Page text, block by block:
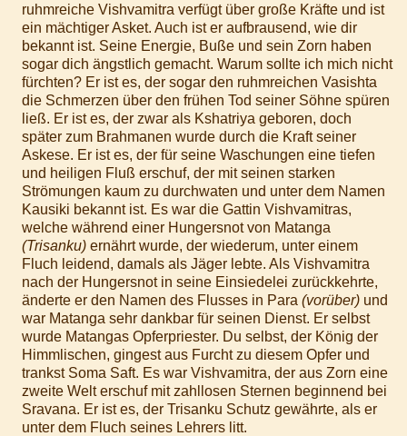
ruhmreiche Vishvamitra verfügt über große Kräfte und ist
ein mächtiger Asket. Auch ist er aufbrausend, wie dir
bekannt ist. Seine Energie, Buße und sein Zorn haben
sogar dich ängstlich gemacht. Warum sollte ich mich nicht
fürchten? Er ist es, der sogar den ruhmreichen Vasishta
die Schmerzen über den frühen Tod seiner Söhne spüren
ließ. Er ist es, der zwar als Kshatriya geboren, doch
später zum Brahmanen wurde durch die Kraft seiner
Askese. Er ist es, der für seine Waschungen eine tiefen
und heiligen Fluß erschuf, der mit seinen starken
Strömungen kaum zu durchwaten und unter dem Namen
Kausiki bekannt ist. Es war die Gattin Vishvamitras,
welche während einer Hungersnot von Matanga
(Trisanku) ernährt wurde, der wiederum, unter einem
Fluch leidend, damals als Jäger lebte. Als Vishvamitra
nach der Hungersnot in seine Einsiedelei zurückkehrte,
änderte er den Namen des Flusses in Para (vorüber) und
war Matanga sehr dankbar für seinen Dienst. Er selbst
wurde Matangas Opferpriester. Du selbst, der König der
Himmlischen, gingest aus Furcht zu diesem Opfer und
trankst Soma Saft. Es war Vishvamitra, der aus Zorn eine
zweite Welt erschuf mit zahllosen Sternen beginnend bei
Sravana. Er ist es, der Trisanku Schutz gewährte, als er
unter dem Fluch seines Lehrers litt.